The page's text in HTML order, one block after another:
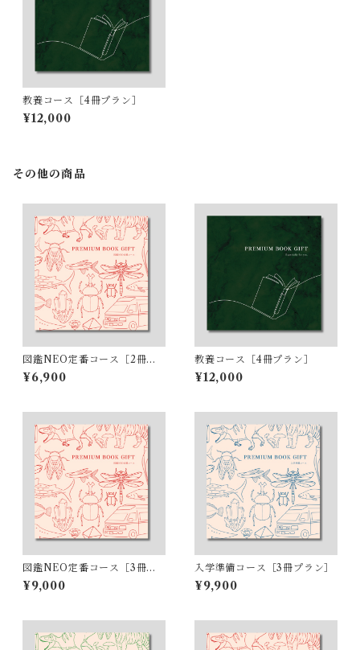
教養コース［4冊プラン］
¥12,000
その他の商品
図鑑NEO定番コース［2冊プ
ラン］
¥6,900
教養コース［4冊プラン］
¥12,000
図鑑NEO定番コース［3冊プ
ラン］
¥9,000
入学準備コース［3冊プラン］
¥9,900